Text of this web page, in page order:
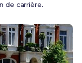
de carrière.